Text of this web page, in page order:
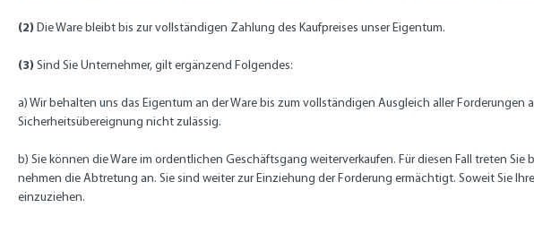
(2)Die Ware bleibt bis zur vollständigen Zahlung des Kaufpreises unser Eigentum.
(3)Sind Sie Unternehmer, gilt ergänzend Folgendes:
a) Wir behalten uns das Eigentum an der Ware bis zum vollständigen Ausgleich aller
Sicherheitsübereignung nicht zulässig.
b) Sie können die Ware im ordentlichen Geschäftsgang weiterverkaufen. Für diesen Fall treten
nehmen die Abtretung an. Sie sind weiter zur Einziehung der Forderung ermächtigt. Soweit Sie
einzuziehen.